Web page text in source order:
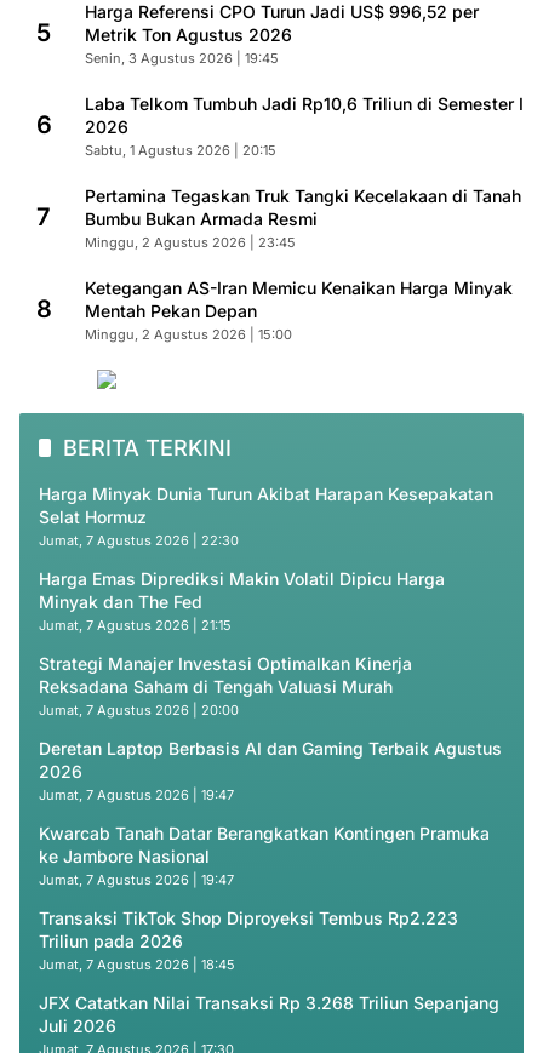
5
Harga Referensi CPO Turun Jadi US$ 996,52 per
Metrik Ton Agustus 2026
Senin, 3 Agustus 2026 | 19:45
6
Laba Telkom Tumbuh Jadi Rp10,6 Triliun di Semester I
2026
Sabtu, 1 Agustus 2026 | 20:15
7
Pertamina Tegaskan Truk Tangki Kecelakaan di Tanah
Bumbu Bukan Armada Resmi
Minggu, 2 Agustus 2026 | 23:45
8
Ketegangan AS-Iran Memicu Kenaikan Harga Minyak
Mentah Pekan Depan
Minggu, 2 Agustus 2026 | 15:00
BERITA TERKINI
Harga Minyak Dunia Turun Akibat Harapan Kesepakatan
Selat Hormuz
Jumat, 7 Agustus 2026 | 22:30
Harga Emas Diprediksi Makin Volatil Dipicu Harga
Minyak dan The Fed
Jumat, 7 Agustus 2026 | 21:15
Strategi Manajer Investasi Optimalkan Kinerja
Reksadana Saham di Tengah Valuasi Murah
Jumat, 7 Agustus 2026 | 20:00
Deretan Laptop Berbasis AI dan Gaming Terbaik Agustus
2026
Jumat, 7 Agustus 2026 | 19:47
Kwarcab Tanah Datar Berangkatkan Kontingen Pramuka
ke Jambore Nasional
Jumat, 7 Agustus 2026 | 19:47
Transaksi TikTok Shop Diproyeksi Tembus Rp2.223
Triliun pada 2026
Jumat, 7 Agustus 2026 | 18:45
JFX Catatkan Nilai Transaksi Rp 3.268 Triliun Sepanjang
Juli 2026
Jumat, 7 Agustus 2026 | 17:30